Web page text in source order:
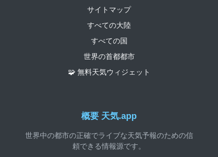
概要 天気.app
世界中の都市の正確でライブな天気予報のための信
頼できる情報源です。
サイトマップ
すべての大陸
すべての国
世界の首都都市
🧩 無料天気ウィジェット